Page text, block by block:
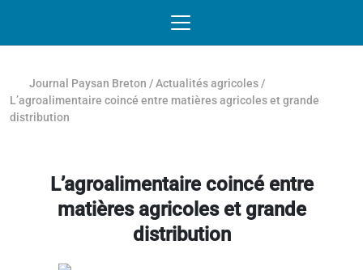
Journal Paysan Breton /Actualités agricoles /
L’agroalimentaire coincé entre matières agricoles et grande
distribution
L’agroalimentaire coincé entre
matières agricoles et grande
distribution